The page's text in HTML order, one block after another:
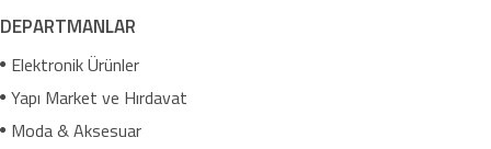
DEPARTMANLAR
Elektronik Ürünler
Yapı Market ve Hırdavat
Moda & Aksesuar